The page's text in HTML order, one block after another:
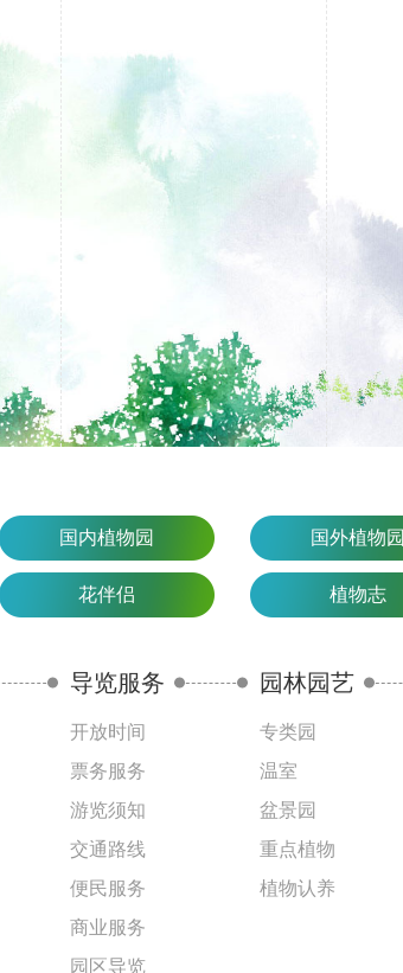
国内植物园 国外植物园
花伴侣 植物志
导览服务
开放时间
票务服务
游览须知
交通路线
便民服务
商业服务
园区导览
园林园艺
专类园
温室
盆景园
重点植物
植物认养